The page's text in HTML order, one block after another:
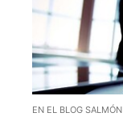
EN EL BLOG SALMÓN